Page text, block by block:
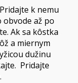
k nemu
až po
Ak sa kôstka
a miernym
dužinu
Pridajte